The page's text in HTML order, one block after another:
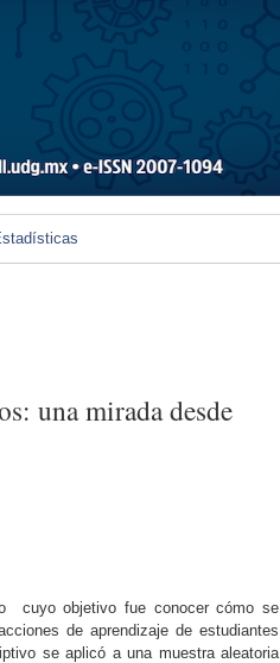
una mirada desde
cuyo objetivo fue conocer cómo se
de aprendizaje de estudiantes
se aplicó a una muestra aleatoria